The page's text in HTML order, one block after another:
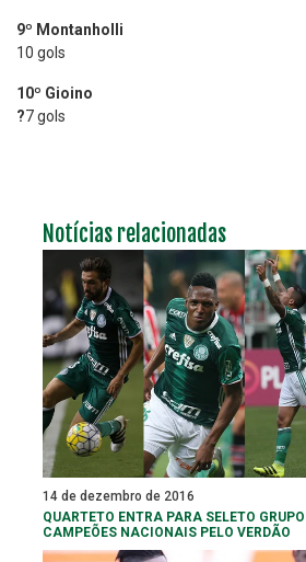
9º Montanholli
10 gols
10º Gioino
?7 gols
Notícias relacionadas
14 de dezembro de 2016
QUARTETO ENTRA PARA SELETO
CAMPEÕES NACIONAIS PELO VERDÃO